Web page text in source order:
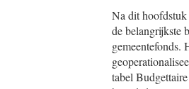
Na dit hoofdstuk
de belangrijkste
gemeentefonds.
tabel